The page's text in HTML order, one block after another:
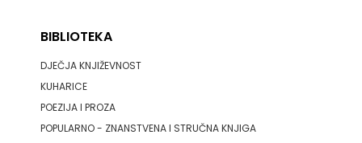
ROZIĆ
KATARINA
ZRINSKI
BIBLIOTEKA
DJEČJA KNJIŽEVNOST
KUHARICE
POEZIJA I PROZA
POPULARNO - ZNANSTVENA I STRUČNA KNJIGA